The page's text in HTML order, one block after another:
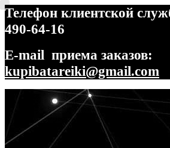
Телефон клиентской
490-64-16
E-mail приема заказов:
kupibatareiki@gmail.com
Перейти
навигации
Перейти
содержимому